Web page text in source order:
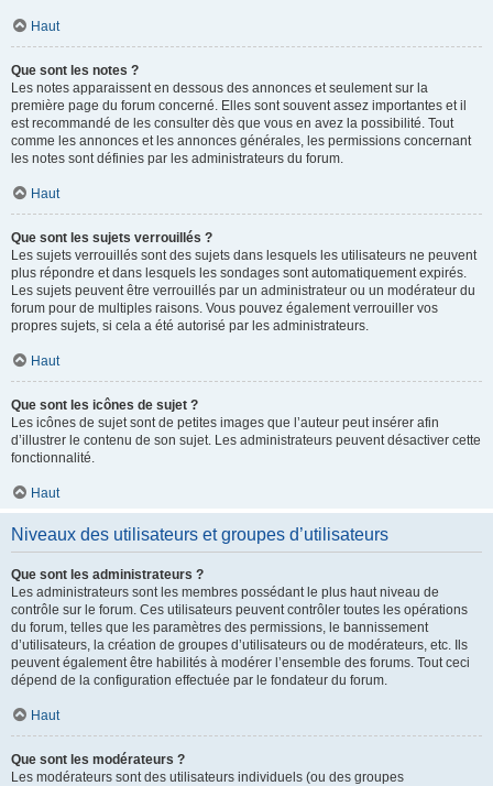
Haut
Que sont les notes ?
Les notes apparaissent en dessous des annonces et seulement sur la
première page du forum concerné. Elles sont souvent assez importantes et il
est recommandé de les consulter dès que vous en avez la possibilité. Tout
comme les annonces et les annonces générales, les permissions concernant
les notes sont définies par les administrateurs du forum.
Haut
Que sont les sujets verrouillés ?
Les sujets verrouillés sont des sujets dans lesquels les utilisateurs ne peuvent
plus répondre et dans lesquels les sondages sont automatiquement expirés.
Les sujets peuvent être verrouillés par un administrateur ou un modérateur du
forum pour de multiples raisons. Vous pouvez également verrouiller vos
propres sujets, si cela a été autorisé par les administrateurs.
Haut
Que sont les icônes de sujet ?
Les icônes de sujet sont de petites images que l’auteur peut insérer afin
d’illustrer le contenu de son sujet. Les administrateurs peuvent désactiver cette
fonctionnalité.
Haut
Niveaux des utilisateurs et groupes d’utilisateurs
Que sont les administrateurs ?
Les administrateurs sont les membres possédant le plus haut niveau de
contrôle sur le forum. Ces utilisateurs peuvent contrôler toutes les opérations
du forum, telles que les paramètres des permissions, le bannissement
d’utilisateurs, la création de groupes d’utilisateurs ou de modérateurs, etc. Ils
peuvent également être habilités à modérer l’ensemble des forums. Tout ceci
dépend de la configuration effectuée par le fondateur du forum.
Haut
Que sont les modérateurs ?
Les modérateurs sont des utilisateurs individuels (ou des groupes